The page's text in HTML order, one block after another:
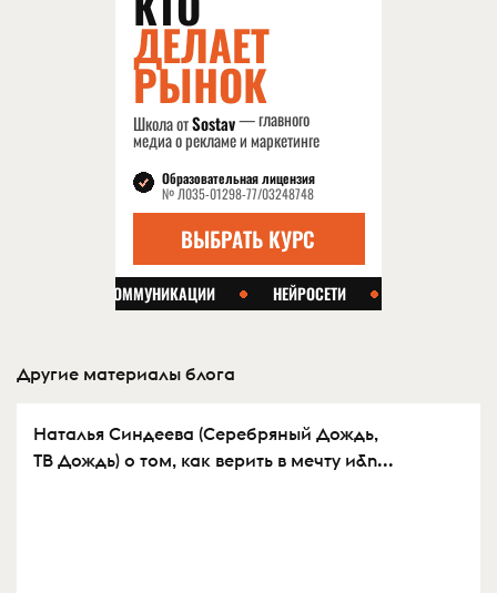
Другие материалы блога
Наталья Синдеева (Серебряный Дождь,
ТВ Дождь) о том, как верить в мечту и&n...